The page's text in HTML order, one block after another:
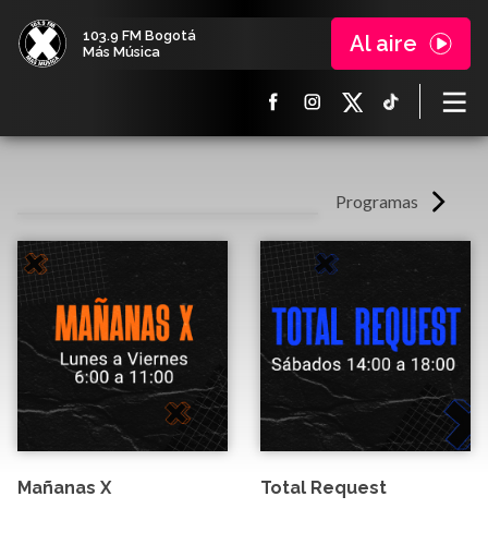
103.9 FM Bogotá
Más Música
Al aire
Programas
Mañanas X Total Request